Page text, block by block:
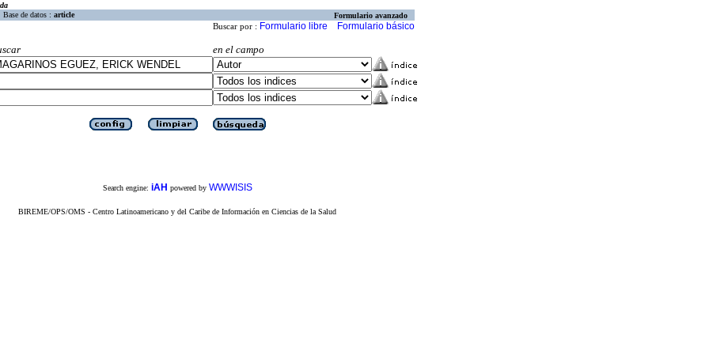
Base de datos : article Formulario avanzado
Buscar por : Formulario libre Formulario básico
en el campo
Search engine: iAH powered by WWWISIS
BIREME/OPS/OMS - Centro Latinoamericano y del Caribe de Información en Ciencias de la Salud